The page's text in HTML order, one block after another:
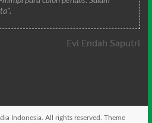
Evi Endah Saputri
Indonesia . All rights reserved. Theme